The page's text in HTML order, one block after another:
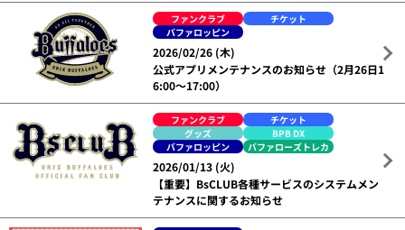
ファンクラブ
チケット
バファロッピン
2026/02/26 (木)
公式アプリメンテナンスのお知らせ（2月26日1
6:00～17:00）
ファンクラブ
チケット
グッズ
BPB DX
バファロッピン
バファローズトレカ
2026/01/13 (火)
【重要】BsCLUB各種サービスのシステムメン
テナンスに関するお知らせ